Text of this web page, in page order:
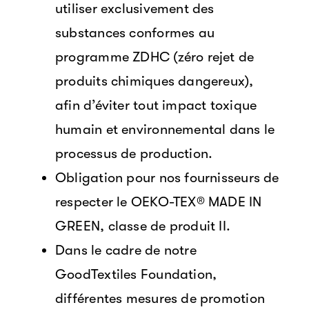
utiliser exclusivement des
substances conformes au
programme ZDHC (zéro rejet de
produits chimiques dangereux),
afin d’éviter tout impact toxique
humain et environnemental dans le
processus de production.
Obligation pour nos fournisseurs de
respecter le OEKO-TEX® MADE IN
GREEN, classe de produit II.
Dans le cadre de notre
GoodTextiles Foundation,
différentes mesures de promotion